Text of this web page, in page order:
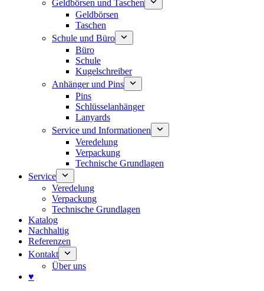
Geldbörsen und Taschen
Geldbörsen
Taschen
Schule und Büro
Büro
Schule
Kugelschreiber
Anhänger und Pins
Pins
Schlüsselanhänger
Lanyards
Service und Informationen
Veredelung
Verpackung
Technische Grundlagen
Service
Veredelung
Verpackung
Technische Grundlagen
Katalog
Nachhaltig
Referenzen
Kontakt
Über uns
♥